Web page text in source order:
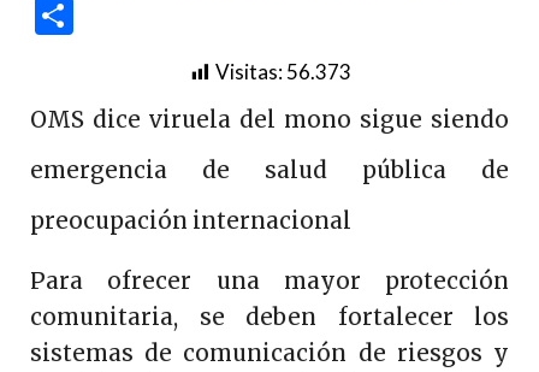
Visitas:56.373
OMS dice viruela del mono sigue siendo
emergencia de salud pública de
preocupación internacional
Para ofrecer una mayor protección
comunitaria, se deben fortalecer los
sistemas de comunicación de riesgos y